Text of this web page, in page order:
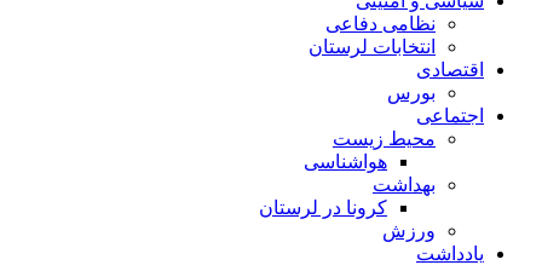
نظامی دفاعی
انتخابات لرستان
اقتصادی
بورس
اجتماعی
محیط زیست
هواشناسی
بهداشت
کرونا در لرستان
ورزش
یادداشت